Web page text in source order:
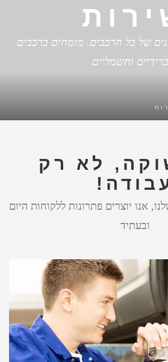
של כל הרכבים. מומחים ברכבים
וחשמליים
לא רק
אנו יוצרים פתרונות ללקוחות היום
ובעתיד